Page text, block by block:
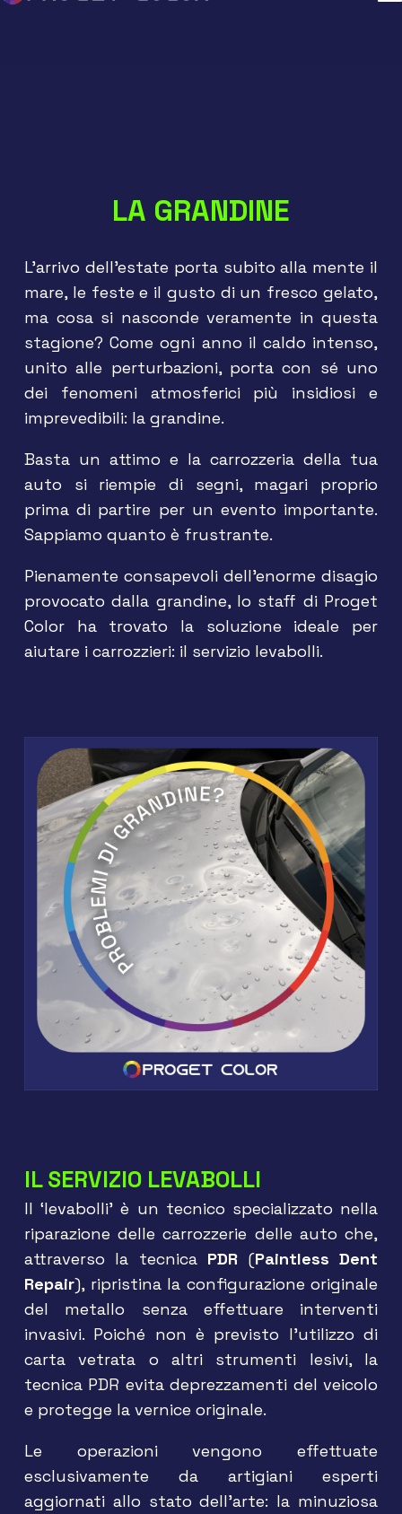
LA GRANDINE
L’arrivo dell’estate porta subito alla mente il
mare, le feste e il gusto di un fresco gelato,
ma cosa si nasconde veramente in questa
stagione? Come ogni anno il caldo intenso,
unito alle perturbazioni, porta con sé uno
dei fenomeni atmosferici più insidiosi e
imprevedibili: la grandine.
Basta un attimo e la carrozzeria della tua
auto si riempie di segni, magari proprio
prima di partire per un evento importante.
Sappiamo quanto è frustrante.
Pienamente consapevoli dell’enorme disagio
provocato dalla grandine, lo staff di Proget
Color ha trovato la soluzione ideale per
aiutare i carrozzieri: il servizio levabolli.
IL SERVIZIO LEVABOLLI
Il ‘levabolli’ è un tecnico specializzato nella
riparazione delle carrozzerie delle auto che,
attraverso la tecnica PDR (Paintless Dent
Repair), ripristina la configurazione originale
del metallo senza effettuare interventi
invasivi. Poiché non è previsto l’utilizzo di
carta vetrata o altri strumenti lesivi, la
tecnica PDR evita deprezzamenti del veicolo
e protegge la vernice originale.
Le operazioni vengono effettuate
esclusivamente da artigiani esperti
aggiornati allo stato dell’arte: la minuziosa